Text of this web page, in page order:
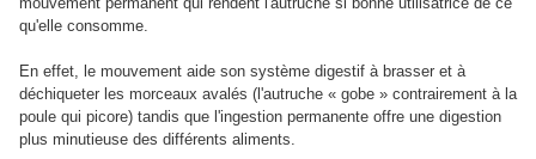
qu'elle consomme.
En effet, le mouvement aide son système digestif à brasser et à
déchiqueter les morceaux avalés (l'autruche « gobe » contrairement à la
poule qui picore) tandis que l'ingestion permanente offre une digestion
plus minutieuse des différents aliments.